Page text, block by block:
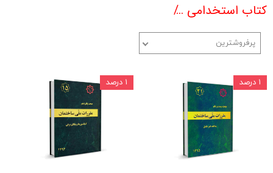
کتاب استخدامی
پرفروشترین
۱ درصد ۱ درصد